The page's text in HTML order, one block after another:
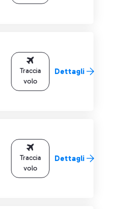
Traccia
volo
Dettagli
Traccia
volo
Dettagli